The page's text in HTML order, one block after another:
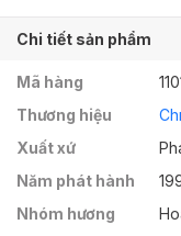
Chi tiết sản phẩm
Mã hàng
Thương hiệu
Xuất xứ
Năm phát hành
Nhóm hương